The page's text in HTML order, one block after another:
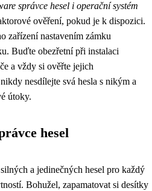
správce hesel i operační systém
ověření, pokud je k dispozici.
zařízení nastavením zámku
Buďte obezřetní při instalaci
a vždy si ověřte jejich
nesdílejte svá hesla s nikým a
útoky.
hesel
a jedinečných hesel pro každý
Bohužel, zapamatovat si desítky